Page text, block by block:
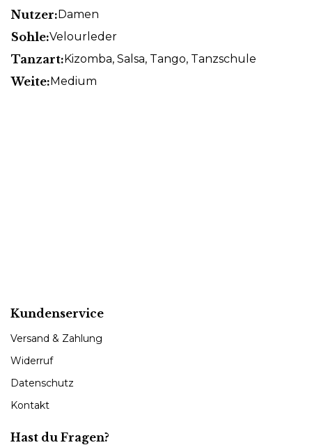
Nutzer:Damen
Sohle:Velourleder
Tanzart:Kizomba, Salsa, Tango, Tanzschule
Weite:Medium
Kundenservice
Versand & Zahlung
Widerruf
Datenschutz
Kontakt
Hast du Fragen?